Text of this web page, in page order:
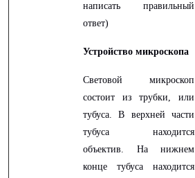
написать правильный
ответ)
Устройство микроскопа
Световой микроскоп
состоит из трубки, или
тубуса. В верхней части
тубуса находится
объектив. На нижнем
конце тубуса находится